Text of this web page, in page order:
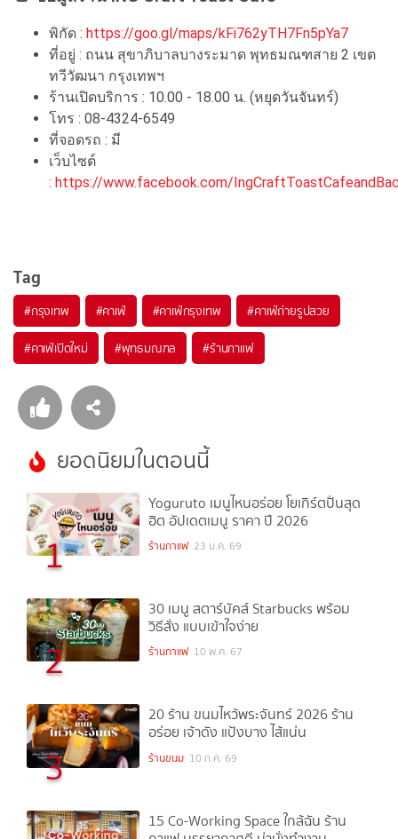
พิกัด : https://goo.gl/maps/kFi762yTH7Fn5pYa7
ที่อยู่ : ถนน สุขาภิบาลบางระมาด พุทธมณฑสาย 2 เขต
ทวีวัฒนา กรุงเทพฯ
ร้านเปิดบริการ : 10.00 - 18.00 น. (หยุดวันจันทร์)
โทร : 08-4324-6549
ที่จอดรถ : มี
เว็บไซต์
: https://www.facebook.com/
Tag
#กรุงเทพ #คาเฟ่ #คาเฟ่กรุงเทพ #คาเฟ่ถ่ายรูปสวย
#คาเฟ่เปิดใหม่ #พุทธมณฑล #ร้านกาแฟ
ยอดนิยมในตอนนี้
1
Yoguruto เมนูไหนอร่อย โยเกิร์ตปั่นสุด
ฮิต อัปเดตเมนู ราคา ปี 2026
ร้านกาแฟ 23 ม.ค. 69
2
30 เมนู สตาร์บัคส์ Starbucks พร้อม
วิธีสั่ง แบบเข้าใจง่าย
ร้านกาแฟ 10 พ.ค. 67
3
20 ร้าน ขนมไหว้พระจันทร์ 2026 ร้าน
อร่อย เจ้าดัง แป้งบาง ไส้แน่น
ร้านขนม 10 ก.ค. 69
15 Co-Working Space ใกล้ฉัน ร้าน